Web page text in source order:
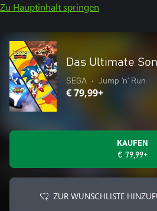
Zu Hauptinhalt springen
Das Ultimate
SEGA • Jump ’n’ Run
€ 79,99+
KAUFEN
€ 79,99+
ZUR WUNSCHLISTE